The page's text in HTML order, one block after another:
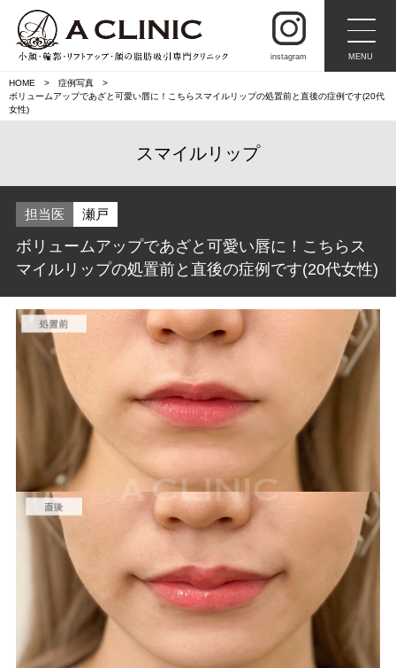
instagram MENU
HOME
症例写真
ボリュームアップであざと可愛い唇に！こちらスマイルリップの処置前と直後の症例です(20代
女性)
スマイルリップ
担当医 瀬戸
ボリュームアップであざと可愛い唇に！こちらス
マイルリップの処置前と直後の症例です(20代女性)